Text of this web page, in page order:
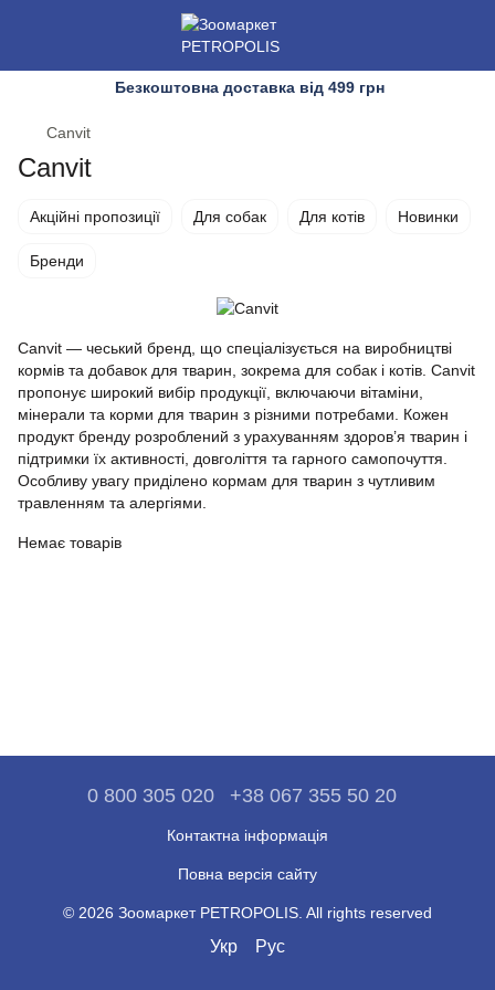
Безкоштовна доставка від 499 грн
Canvit
Canvit
Акційні пропозиції Для собак Для котів Новинки
Бренди
Canvit — чеський бренд, що спеціалізується на виробництві
кормів та добавок для тварин, зокрема для собак і котів. Canvit
пропонує широкий вибір продукції, включаючи вітаміни,
мінерали та корми для тварин з різними потребами. Кожен
продукт бренду розроблений з урахуванням здоров’я тварин і
підтримки їх активності, довголіття та гарного самопочуття.
Особливу увагу приділено кормам для тварин з чутливим
травленням та алергіями.
Немає товарів
0 800 305 020 +38 067 355 50 20
Контактна інформація
Повна версія сайту
© 2026 Зоомаркет PETROPOLIS. All rights reserved
Укр Рус